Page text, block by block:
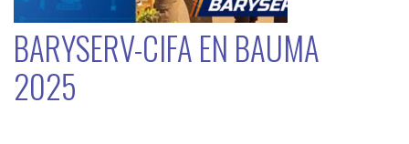
BARYSERV-CIFA EN BAUMA
2025